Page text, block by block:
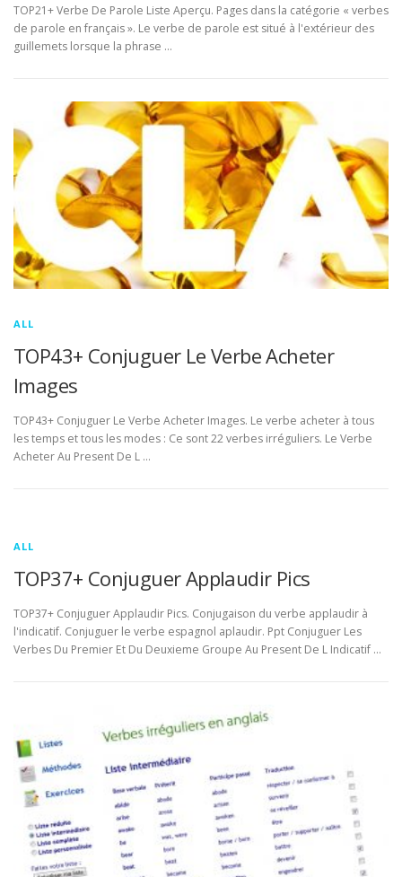
TOP21+ Verbe De Parole Liste Aperçu. Pages dans la catégorie « verbes
de parole en français ». Le verbe de parole est situé à l'extérieur des
guillemets lorsque la phrase …
ALL
TOP43+ Conjuguer Le Verbe Acheter
Images
TOP43+ Conjuguer Le Verbe Acheter Images. Le verbe acheter à tous
les temps et tous les modes : Ce sont 22 verbes irréguliers. Le Verbe
Acheter Au Present De L …
ALL
TOP37+ Conjuguer Applaudir Pics
TOP37+ Conjuguer Applaudir Pics. Conjugaison du verbe applaudir à
l'indicatif. Conjuguer le verbe espagnol aplaudir. Ppt Conjuguer Les
Verbes Du Premier Et Du Deuxieme Groupe Au Present De L Indicatif …